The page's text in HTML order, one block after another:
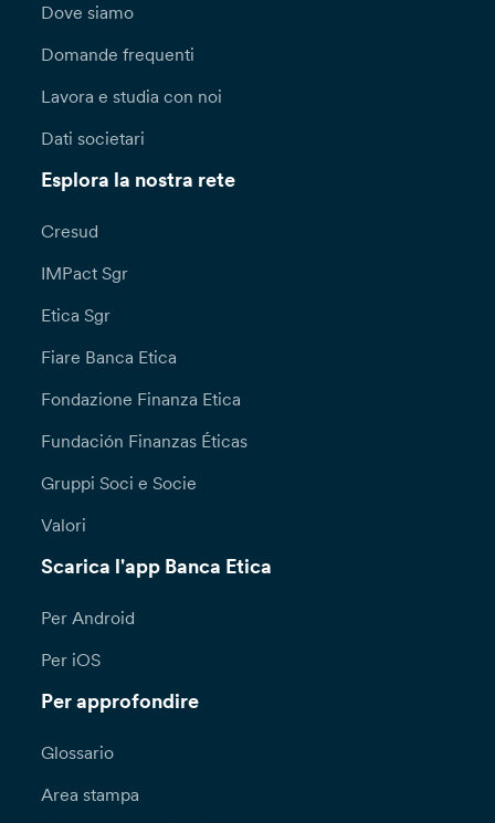
Dove siamo
Domande frequenti
Lavora e studia con noi
Dati societari
Esplora la nostra rete
Cresud
IMPact Sgr
Etica Sgr
Fiare Banca Etica
Fondazione Finanza Etica
Fundación Finanzas Éticas
Gruppi Soci e Socie
Valori
Scarica l'app Banca Etica
Per Android
Per iOS
Per approfondire
Glossario
Area stampa